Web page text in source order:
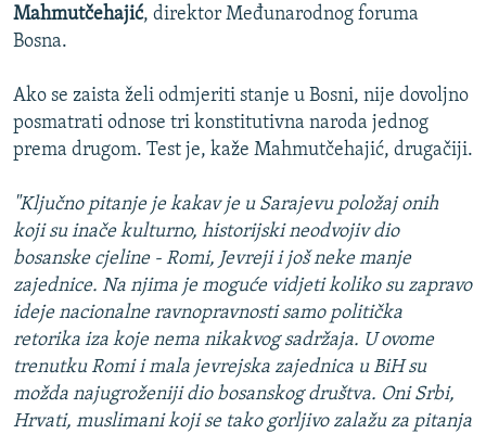
Mahmutčehajić, direktor Međunarodnog foruma
Bosna.
Ako se zaista želi odmjeriti stanje u Bosni, nije dovoljno
posmatrati odnose tri konstitutivna naroda jednog
prema drugom. Test je, kaže Mahmutčehajić, drugačiji.
"Ključno pitanje je kakav je u Sarajevu položaj onih
koji su inače kulturno, historijski neodvojiv dio
bosanske cjeline - Romi, Jevreji i još neke manje
zajednice. Na njima je moguće vidjeti koliko su zapravo
ideje nacionalne ravnopravnosti samo politička
retorika iza koje nema nikakvog sadržaja. U ovome
trenutku Romi i mala jevrejska zajednica u BiH su
možda najugroženiji dio bosanskog društva. Oni Srbi,
Hrvati, muslimani koji se tako gorljivo zalažu za pitanja